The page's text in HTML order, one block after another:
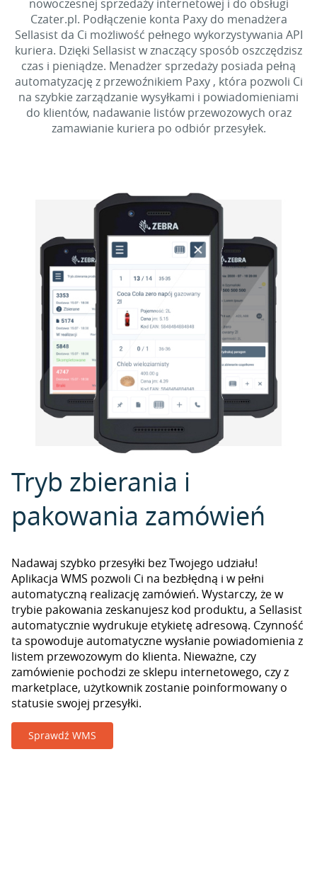
nowoczesnej sprzedaży internetowej i do obsługi
Czater.pl. Podłączenie konta Paxy do menadżera
Sellasist da Ci możliwość pełnego wykorzystywania API
kuriera. Dzięki Sellasist w znaczący sposób oszczędzisz
czas i pieniądze. Menadżer sprzedaży posiada pełną
automatyzację z przewoźnikiem Paxy , która pozwoli Ci
na szybkie zarządzanie wysyłkami i powiadomieniami
do klientów, nadawanie listów przewozowych oraz
zamawianie kuriera po odbiór przesyłek.
Tryb zbierania i
pakowania zamówień
Nadawaj szybko przesyłki bez Twojego udziału!
Aplikacja WMS pozwoli Ci na bezbłędną i w pełni
automatyczną realizację zamówień. Wystarczy, że w
trybie pakowania zeskanujesz kod produktu, a Sellasist
automatycznie wydrukuje etykietę adresową. Czynność
ta spowoduje automatyczne wysłanie powiadomienia z
listem przewozowym do klienta. Nieważne, czy
zamówienie pochodzi ze sklepu internetowego, czy z
marketplace, użytkownik zostanie poinformowany o
statusie swojej przesyłki.
Sprawdź WMS